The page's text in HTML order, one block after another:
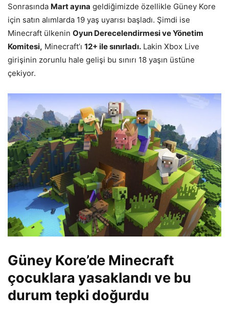
Sonrasında Mart ayına geldiğimizde özellikle Güney Kore
için satın alımlarda 19 yaş uyarısı başladı. Şimdi ise
Minecraft ülkenin Oyun Derecelendirmesi ve Yönetim
Komitesi, Minecraft’ı 12+ ile sınırladı. Lakin Xbox Live
girişinin zorunlu hale gelişi bu sınırı 18 yaşın üstüne
çekiyor.
Güney Kore’de Minecraft
çocuklara yasaklandı ve bu
durum tepki doğurdu